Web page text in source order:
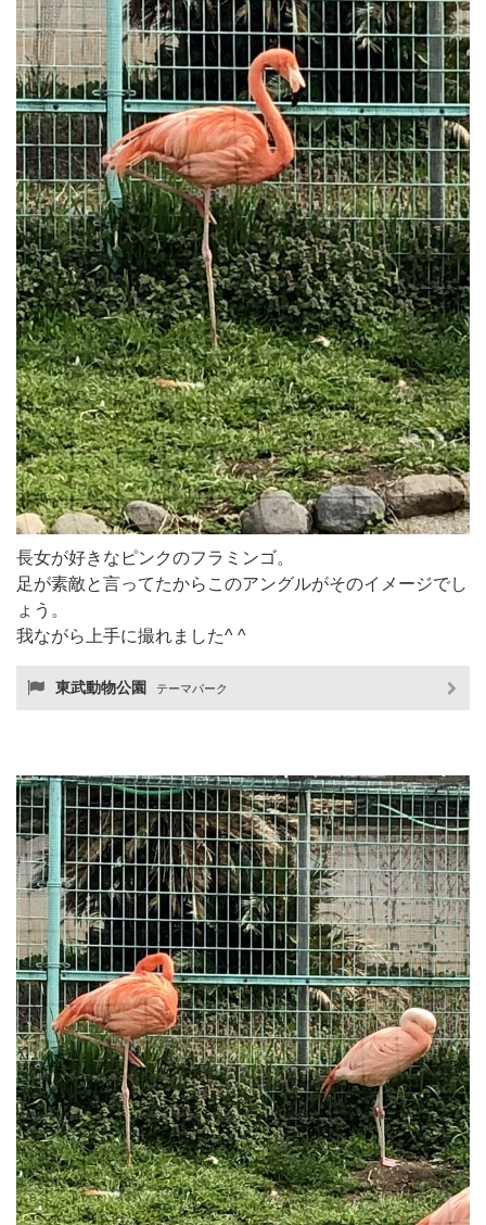
長女が好きなピンクのフラミンゴ。
足が素敵と言ってたからこのアングルがそのイメージでし
ょう。
我ながら上手に撮れました^ ^
東武動物公園 テーマパーク